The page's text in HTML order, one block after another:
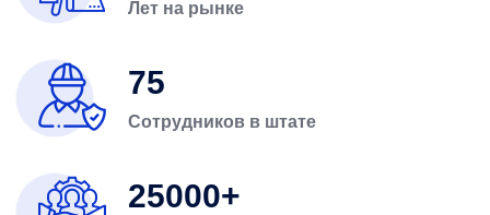
Лет на рынке
75
Сотрудников в штате
25000